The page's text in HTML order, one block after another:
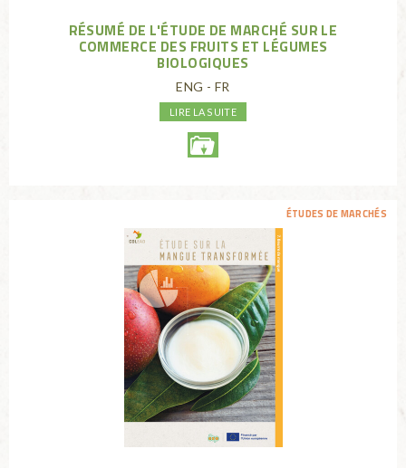
RÉSUMÉ DE L'ÉTUDE DE MARCHÉ SUR LE
COMMERCE DES FRUITS ET LÉGUMES
BIOLOGIQUES
ENG - FR
LIRE LA SUITE
ÉTUDES DE MARCHÉS